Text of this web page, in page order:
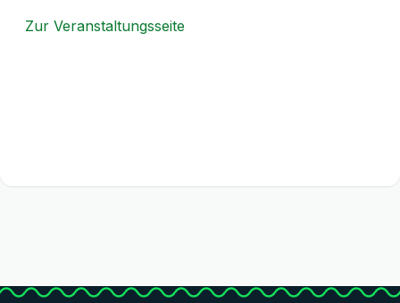
Zur Veranstaltungsseite